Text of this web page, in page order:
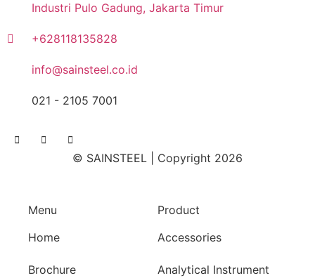
Industri Pulo Gadung, Jakarta Timur
+628118135828
info@sainsteel.co.id
021 - 2105 7001
© SAINSTEEL | Copyright 2026
Menu
Home
Brochure
Product
Accessories
Analytical Instrument